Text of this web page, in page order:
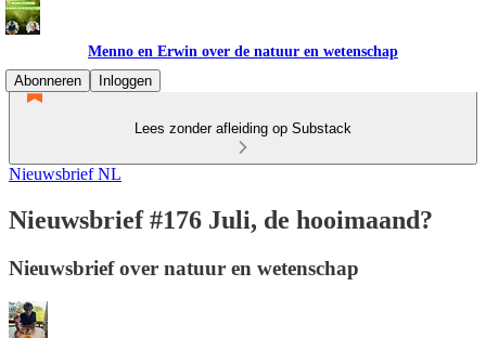
Menno en Erwin over de natuur en wetenschap
Abonneren
Inloggen
Lees zonder afleiding op Substack
Nieuwsbrief NL
Nieuwsbrief #176 Juli, de hooimaand?
Nieuwsbrief over natuur en wetenschap